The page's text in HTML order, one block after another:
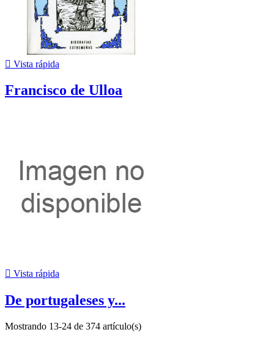
 Vista rápida
Francisco de Ulloa
 Vista rápida
De portugaleses y...
Mostrando 13-24 de 374 artículo(s)